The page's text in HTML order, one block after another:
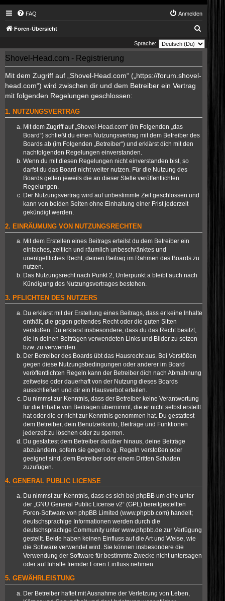
FAQ Anmelden
Foren-Übersicht
u
Sprache:
Shovel-Head.com - Registrierung
Mit dem Zugriff auf „Shovel-Head.com“ („https://forum.shovel-
head.com“) wird zwischen dir und dem Betreiber ein Vertrag
mit folgenden Regelungen geschlossen:
1. NUTZUNGSVERTRAG
Mit dem Zugriff auf „Shovel-Head.com“ (im Folgenden „das
Board“) schließt du einen Nutzungsvertrag mit dem Betreiber des
Boards ab (im Folgenden „Betreiber“) und erklärst dich mit den
nachfolgenden Regelungen einverstanden.
Wenn du mit diesen Regelungen nicht einverstanden bist, so
darfst du das Board nicht weiter nutzen. Für die Nutzung des
Boards gelten jeweils die an dieser Stelle veröffentlichten
Regelungen.
Der Nutzungsvertrag wird auf unbestimmte Zeit geschlossen und
kann von beiden Seiten ohne Einhaltung einer Frist jederzeit
gekündigt werden.
2. EINRÄUMUNG VON NUTZUNGSRECHTEN
Mit dem Erstellen eines Beitrags erteilst du dem Betreiber ein
einfaches, zeitlich und räumlich unbeschränktes und
unentgeltliches Recht, deinen Beitrag im Rahmen des Boards zu
nutzen.
Das Nutzungsrecht nach Punkt 2, Unterpunkt a bleibt auch nach
Kündigung des Nutzungsvertrages bestehen.
3. PFLICHTEN DES NUTZERS
Du erklärst mit der Erstellung eines Beitrags, dass er keine Inhalte
enthält, die gegen geltendes Recht oder die guten Sitten
verstoßen. Du erklärst insbesondere, dass du das Recht besitzt,
die in deinen Beiträgen verwendeten Links und Bilder zu setzen
bzw. zu verwenden.
Der Betreiber des Boards übt das Hausrecht aus. Bei Verstößen
gegen diese Nutzungsbedingungen oder anderer im Board
veröffentlichten Regeln kann der Betreiber dich nach Abmahnung
zeitweise oder dauerhaft von der Nutzung dieses Boards
ausschließen und dir ein Hausverbot erteilen.
Du nimmst zur Kenntnis, dass der Betreiber keine Verantwortung
für die Inhalte von Beiträgen übernimmt, die er nicht selbst erstellt
hat oder die er nicht zur Kenntnis genommen hat. Du gestattest
dem Betreiber, dein Benutzerkonto, Beiträge und Funktionen
jederzeit zu löschen oder zu sperren.
Du gestattest dem Betreiber darüber hinaus, deine Beiträge
abzuändern, sofern sie gegen o. g. Regeln verstoßen oder
geeignet sind, dem Betreiber oder einem Dritten Schaden
zuzufügen.
4. GENERAL PUBLIC LICENSE
Du nimmst zur Kenntnis, dass es sich bei phpBB um eine unter
der „GNU General Public License v2“ (GPL) bereitgestellten
Foren-Software von phpBB Limited (www.phpbb.com) handelt;
deutschsprachige Informationen werden durch die
deutschsprachige Community unter www.phpbb.de zur Verfügung
gestellt. Beide haben keinen Einfluss auf die Art und Weise, wie
die Software verwendet wird. Sie können insbesondere die
Verwendung der Software für bestimmte Zwecke nicht untersagen
oder auf Inhalte fremder Foren Einfluss nehmen.
5. GEWÄHRLEISTUNG
Der Betreiber haftet mit Ausnahme der Verletzung von Leben,